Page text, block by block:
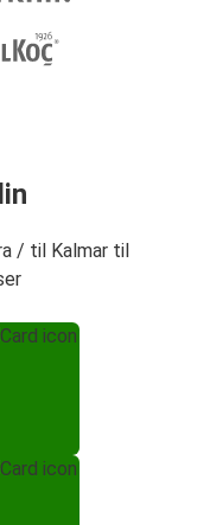
/ til Kalmar til